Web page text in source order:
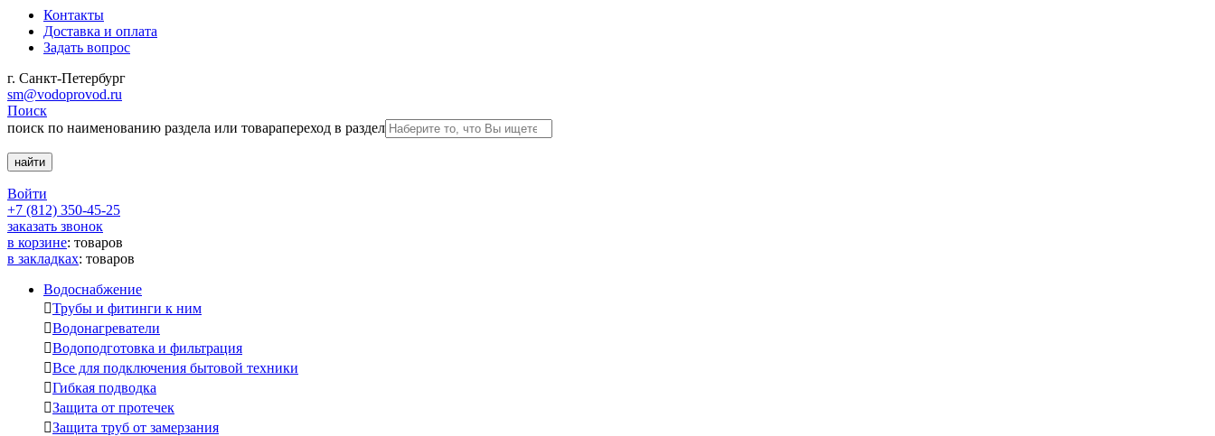
Контакты
Доставка и оплата
Задать вопрос
г. Санкт-Петербург
sm@vodoprovod.ru
Поиск
поиск по наименованию раздела или товарапереход в раздел
Войти
+7 (812) 350-45-25
заказать звонок
в корзине: товаров
в закладках: товаров
Водоснабжение
Трубы и фитинги к ним
Водонагреватели
Водоподготовка и фильтрация
Все для подключения бытовой техники
Гибкая подводка
Защита от протечек
Защита труб от замерзания